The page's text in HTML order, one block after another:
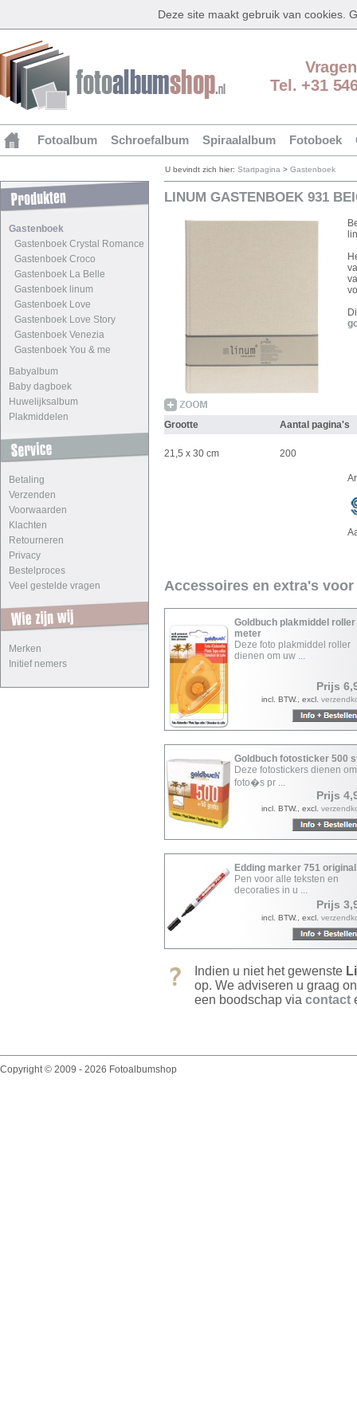
Deze site maakt gebruik van cookies.
Tel. +31
Fotoalbum Schroefalbum Spiraalalbum Fotoboek
Gastenboek
Gastenboek Crystal Romance
Gastenboek Croco
Gastenboek La Belle
Gastenboek linum
Gastenboek Love
Gastenboek Love Story
Gastenboek Venezia
Gastenboek You & me
Babyalbum
Baby dagboek
Huwelijksalbum
Plakmiddelen
Betaling
Verzenden
Voorwaarden
Klachten
Retourneren
Privacy
Bestelproces
Veel gestelde vragen
Merken
Initief nemers
U bevindt zich hier: Startpagina > Gastenboek
LINUM GASTENBOEK 931
Grootte Aantal pagina's
21,5 x 30 cm 200
Accessoires en extra's
Goldbuch plakmiddel roller
meter
Deze foto plakmiddel roller
dienen om uw ...
Prijs
incl. BTW., excl.
Goldbuch fotosticker 500
Deze fotostickers dienen
foto�s pr ...
Prijs
incl. BTW., excl.
Edding marker 751 original
Pen voor alle teksten en
decoraties in u ...
Prijs
incl. BTW., excl.
Indien u niet het gewenste
op. We adviseren u graag
een boodschap via contact
Copyright © 2009 - 2026 Fotoalbumshop